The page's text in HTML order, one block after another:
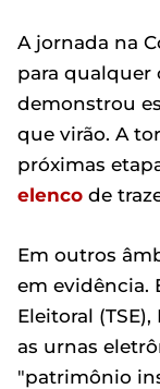
A jornada na
para qualquer
demonstrou
que virão. A
próximas
elenco de
Em outros
em evidência.
Eleitoral
as urnas
"patrimônio